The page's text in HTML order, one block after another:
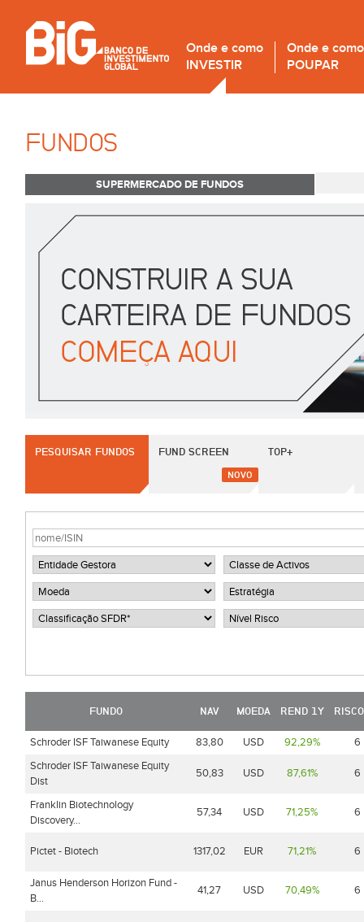
Onde e como
INVESTIR
Onde e como
POUPAR
FUNDOS
SUPERMERCADO DE FUNDOS
PESQUISAR FUNDOS FUND SCREEN
NOVO
TOP+
FUNDO NAV MOEDA REND 1Y
Schroder ISF Taiwanese Equity 83,80 USD 92,29%
6
Schroder ISF Taiwanese Equity
Dist
50,83 USD 87,61% 6
Franklin Biotechnology
Discovery...
57,34 USD 71,25% 6
Pictet - Biotech 1317,02 EUR 71,21% 6
Janus Henderson Horizon Fund -
B...
41,27 USD 70,49% 6